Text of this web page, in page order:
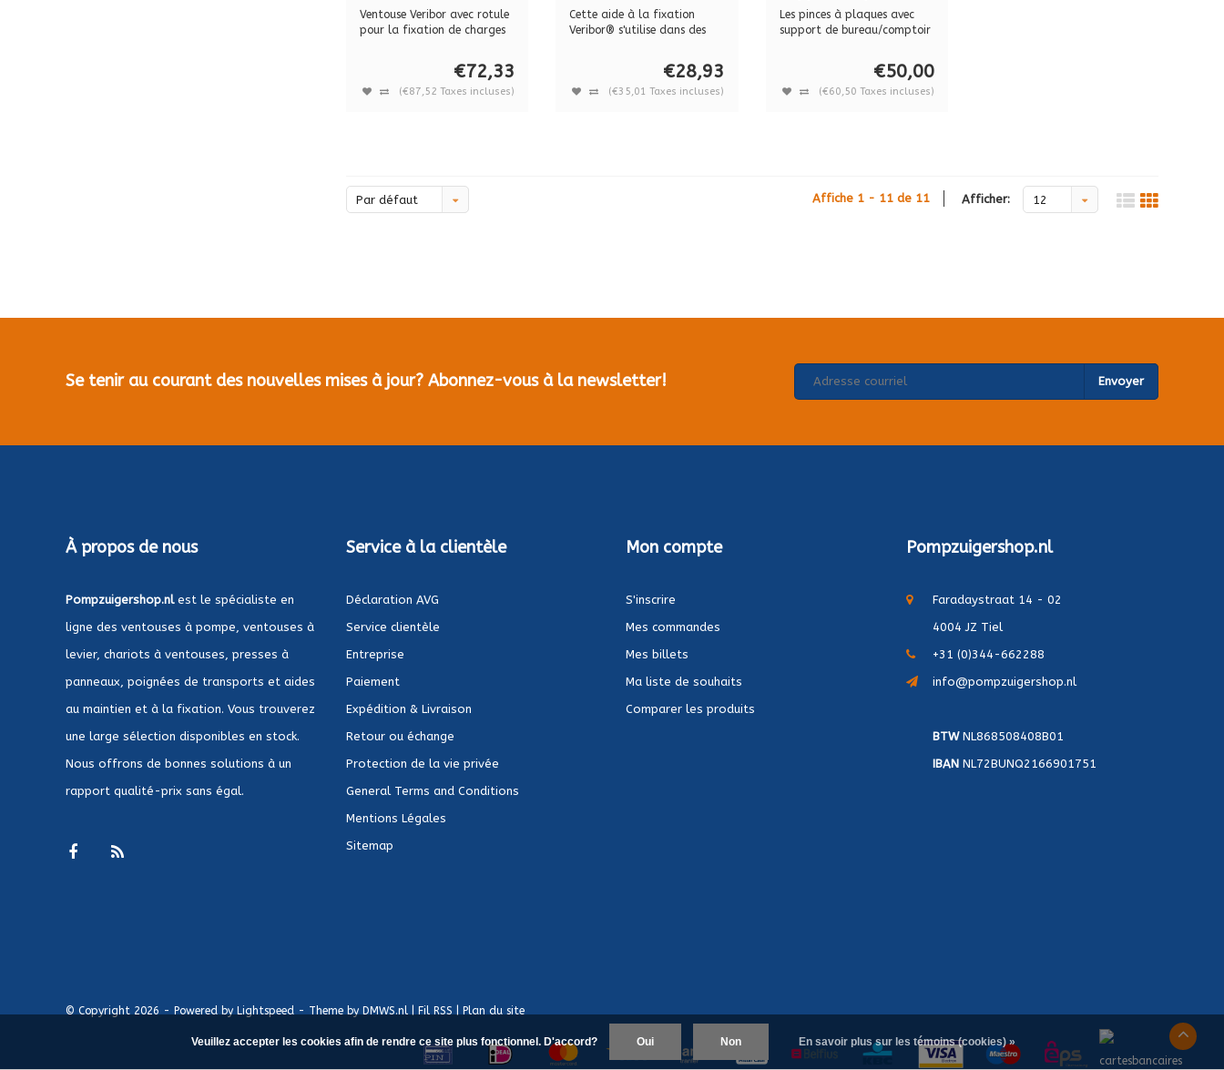
articulation à bille
BO 600.24
Ventouse Veribor avec rotule
pour la fixation de charges
€72,33
(€87,52 Taxes incluses)
aluminium Filetage
M10 x 1 BO 600.2G1
Cette aide à la fixation
Veribor® s'utilise dans des
€28,93
(€35,01 Taxes incluses)
VetroScreen
aluminium, gris RAL
Les pinces à plaques avec
support de bureau/comptoir
€50,00
(€60,50 Taxes incluses)
Par défaut Affiche 1 - 11 de 11 Afficher: 12
Se tenir au courant des nouvelles mises à jour? Abonnez-vous à la newsletter! Envoyer
À propos de nous
Pompzuigershop.nlest le spécialiste en
ligne des ventouses à pompe, ventouses à
levier, chariots à ventouses, presses à
panneaux, poignées de transports et aides
au maintien et à la fixation. Vous trouverez
une large sélection disponibles en stock.
Nous offrons de bonnes solutions à un
rapport qualité-prix sans égal.
Service à la clientèle
Déclaration AVG
Service clientèle
Entreprise
Paiement
Expédition & Livraison
Retour ou échange
Protection de la vie privée
General Terms and Conditions
Mentions Légales
Sitemap
Mon compte
S'inscrire
Mes commandes
Mes billets
Ma liste de souhaits
Comparer les produits
Pompzuigershop.nl
Faradaystraat 14 - 02
4004 JZ Tiel
+31 (0)344-662288
info@pompzuigershop.nl
BTWNL868508408B01
IBANNL72BUNQ2166901751
© Copyright 2026 - Powered by Lightspeed - Theme by DMWS.nl Fil RSS Plan du site
Veuillez accepter les cookies afin de rendre ce site plus fonctionnel. D'accord? Oui Non En savoir plus sur les témoins (cookies) »